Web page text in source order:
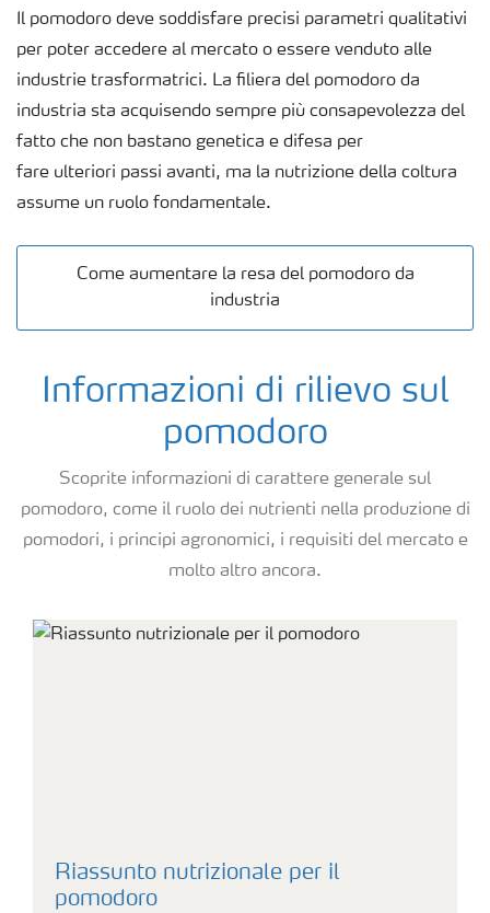
Fertirrigazione
NPK
Organici e organo minerali
Strumenti e servizi
Sicurezza dei fertilizzanti
Il pomodoro deve soddisfare precisi parametri qualitativi
per poter accedere al mercato o essere venduto alle
industrie trasformatrici. La filiera del pomodoro da
industria sta acquisendo sempre più consapevolezza del
fatto che non bastano genetica e difesa per
fare ulteriori passi avanti, ma la nutrizione della coltura
assume un ruolo fondamentale.
Come aumentare la resa del pomodoro da
industria
Informazioni di rilievo sul
pomodoro
Scoprite informazioni di carattere generale sul
pomodoro, come il ruolo dei nutrienti nella produzione di
pomodori, i principi agronomici, i requisiti del mercato e
molto altro ancora.
Riassunto nutrizionale per il
pomodoro